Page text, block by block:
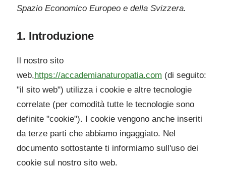
Spazio Economico Europeo e della Svizzera.
1. Introduzione
Il nostro sito
web,https://accademianaturopatia.com (di seguito:
"il sito web") utilizza i cookie e altre tecnologie
correlate (per comodità tutte le tecnologie sono
definite "cookie"). I cookie vengono anche inseriti
da terze parti che abbiamo ingaggiato. Nel
documento sottostante ti informiamo sull'uso dei
cookie sul nostro sito web.